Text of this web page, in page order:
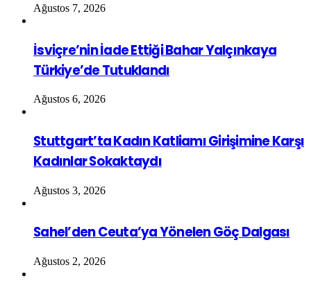
Ağustos 7, 2026
İsviçre’nin İade Ettiği Bahar Yalçınkaya
Türkiye’de Tutuklandı
Ağustos 6, 2026
Stuttgart’ta Kadın Katliamı Girişimine Karşı
Kadınlar Sokaktaydı
Ağustos 3, 2026
Sahel’den Ceuta’ya Yönelen Göç Dalgası
Ağustos 2, 2026